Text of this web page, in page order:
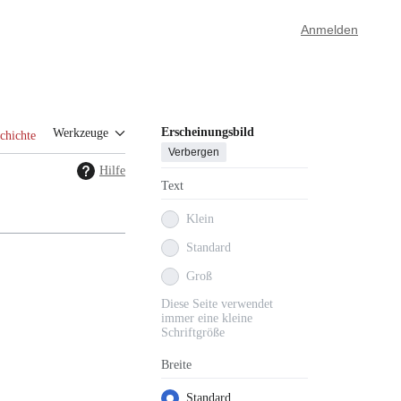
Anmelden
Werkzeuge Erscheinungsbild
Verbergen
Text
Klein
Standard
Groß
Diese Seite verwendet
immer eine kleine
Schriftgröße
Breite
Standard
Hilfe